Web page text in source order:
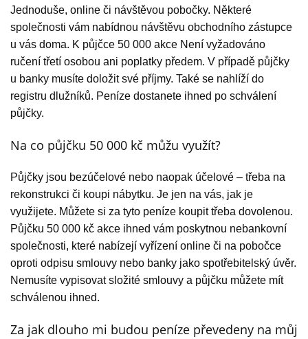
Jednoduše, online či návštěvou pobočky. Některé
společnosti vám nabídnou návštěvu obchodního zástupce
u vás doma. K půjčce 50 000 akce Není vyžadováno
ručení třetí osobou ani poplatky předem. V případě půjčky
u banky musíte doložit své příjmy. Také se nahlíží do
registru dlužníků. Peníze dostanete ihned po schválení
půjčky.
Na co půjčku 50 000 kč můžu využít?
Půjčky jsou bezúčelové nebo naopak účelové – třeba na
rekonstrukci či koupi nábytku. Je jen na vás, jak je
využijete. Můžete si za tyto peníze koupit třeba dovolenou.
Půjčku 50 000 kč akce ihned vám poskytnou nebankovní
společnosti, které nabízejí vyřízení online či na pobočce
oproti odpisu smlouvy nebo banky jako spotřebitelský úvěr.
Nemusíte vypisovat složité smlouvy a půjčku můžete mít
schválenou ihned.
Za jak dlouho mi budou peníze převedeny na můj